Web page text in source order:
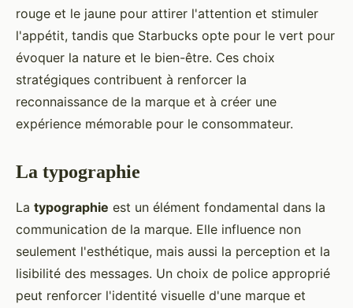
rouge et le jaune pour attirer l'attention et stimuler
l'appétit, tandis que Starbucks opte pour le vert pour
évoquer la nature et le bien-être. Ces choix
stratégiques contribuent à renforcer la
reconnaissance de la marque et à créer une
expérience mémorable pour le consommateur.
La typographie
La typographie est un élément fondamental dans la
communication de la marque. Elle influence non
seulement l'esthétique, mais aussi la perception et la
lisibilité des messages. Un choix de police approprié
peut renforcer l'identité visuelle d'une marque et